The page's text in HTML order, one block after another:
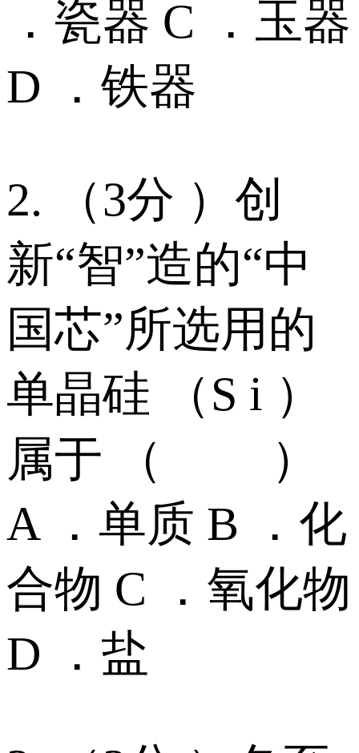
．瓷器 C ．玉器
D ．铁器
2. （3分 ）创
新“智”造的“中
国芯”所选用的
单晶硅 （S i ）
属于 （ ）
A ．单质 B ．化
合物 C ．氧化物
D ．盐